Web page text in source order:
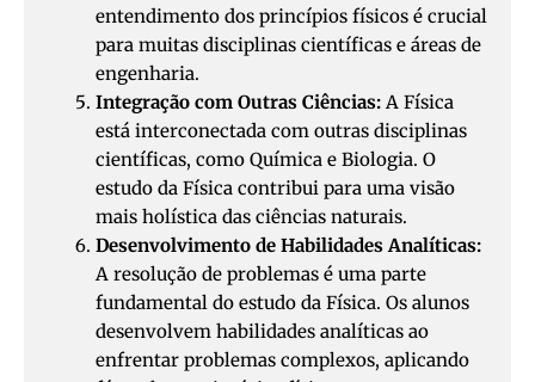
entendimento dos princípios físicos é crucial
para muitas disciplinas científicas e áreas de
engenharia.
Integração com Outras Ciências: A Física
está interconectada com outras disciplinas
científicas, como Química e Biologia. O
estudo da Física contribui para uma visão
mais holística das ciências naturais.
Desenvolvimento de Habilidades Analíticas:
A resolução de problemas é uma parte
fundamental do estudo da Física. Os alunos
desenvolvem habilidades analíticas ao
enfrentar problemas complexos, aplicando